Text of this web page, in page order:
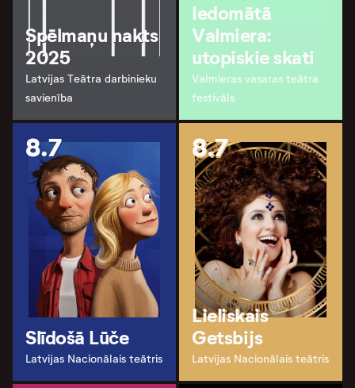
Spēlmaņu nakts
2025
Latvijas Teātra darbinieku
savienība
Iedomātā
Valmiera:
utopiskie skati
Valmieras vasaras teātra
festivāls
8.7
Slīdošā Lūče
Latvijas Nacionālais teātris
8.7
Lieliskais
Getsbijs
Latvijas Nacionālais teātris